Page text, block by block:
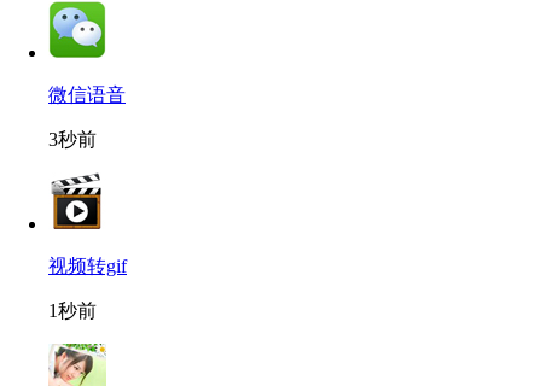
微信语音
3秒前
视频转gif
1秒前